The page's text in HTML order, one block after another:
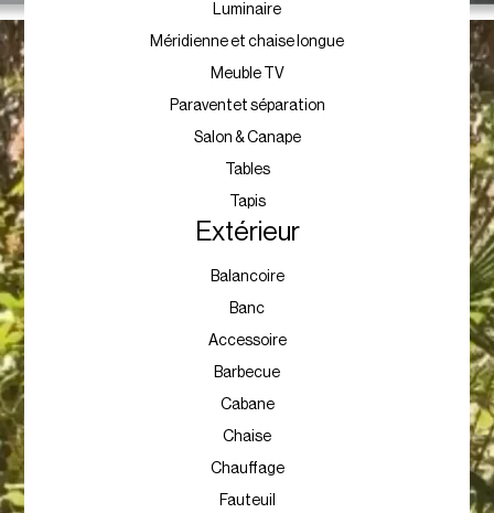
Luminaire
Méridienne et chaise longue
Meuble TV
Paraventet séparation
Salon & Canape
Tables
Tapis
Extérieur
Balancoire
Banc
Accessoire
Barbecue
Cabane
Chaise
Chauffage
Fauteuil